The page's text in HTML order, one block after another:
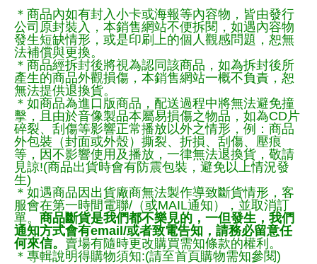
＊商品內如有封入小卡或海報等內容物，皆由發行
公司原封裝入，本銷售網站不便拆閱，如遇內容物
發生短缺情形，或是印刷上的個人觀感問題，恕無
法補償與更換。
＊商品經拆封後將視為認同該商品，如為拆封後所
產生的商品外觀損傷，本銷售網站一概不負責，恕
無法提供退換貨。
＊如商品為進口版商品，配送過程中將無法避免撞
擊，且由於音像製品本屬易損傷之物品，如為CD片
碎裂、刮傷等影響正常播放以外之情形，例：商品
外包裝（封面或外殼）撕裂、折損、刮傷、壓痕
等，因不影響使用及播放，一律無法退換貨，敬請
見諒!(商品出貨時會有防震包裝，避免以上情況發
生)
＊如遇商品因出貨廠商無法製作導致斷貨情形，客
服會在第一時間電聯/（或MAIL通知），並取消訂
單。 商品斷貨是我們都不樂見的，一但發生，我們
通知方式會有email/或者致電告知，請務必留意任
何來信。 賣場有隨時更改購買需知條款的權利。
＊專輯說明得購物須知:(請至首頁購物需知參閱)